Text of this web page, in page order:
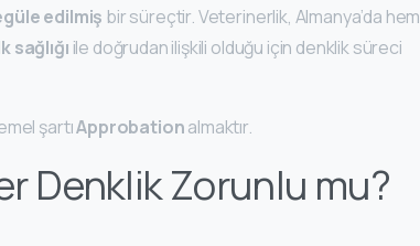
edilmiş bir süreçtir. Veterinerlik, Almanya’da hem
sağlığı ile doğrudan ilişkili olduğu için denklik süreci
şartıApprobationalmaktır.
Denklik Zorunlu mu?